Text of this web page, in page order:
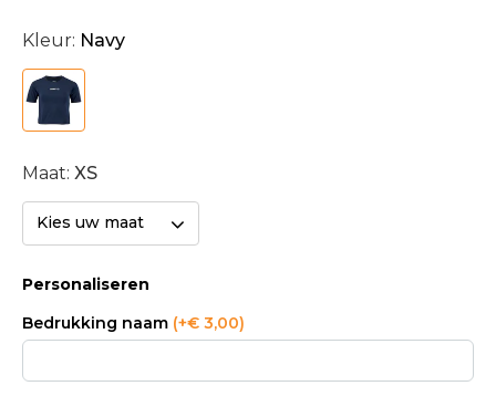
Kleur: Navy
Maat: XS
Kies uw maat
Personaliseren
Bedrukking naam (+€ 3,00)